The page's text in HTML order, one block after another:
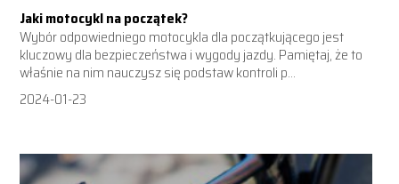
Jaki motocykl na początek?
Wybór odpowiedniego motocykla dla początkującego jest
kluczowy dla bezpieczeństwa i wygody jazdy. Pamiętaj, że to
właśnie na nim nauczysz się podstaw kontroli p...
2024-01-23